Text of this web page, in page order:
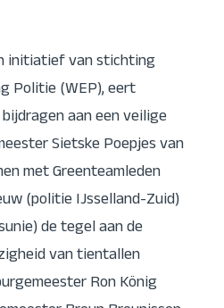
initiatief van stichting
Politie (WEP), eert
aan een veilige
Sietske Poepjes van
met Greenteamleden
(politie IJsselland-Zuid)
de tegel aan de
van tientallen
Ron König